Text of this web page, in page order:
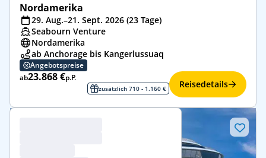
Nordamerika
29. Aug.–21. Sept. 2026 (23 Tage)
Seabourn Venture
Nordamerika
ab Anchorage bis Kangerlussuaq
Angebotspreise
ab23.868 €p.P.
zusätzlich 710 - 1.160 € Reisedetails